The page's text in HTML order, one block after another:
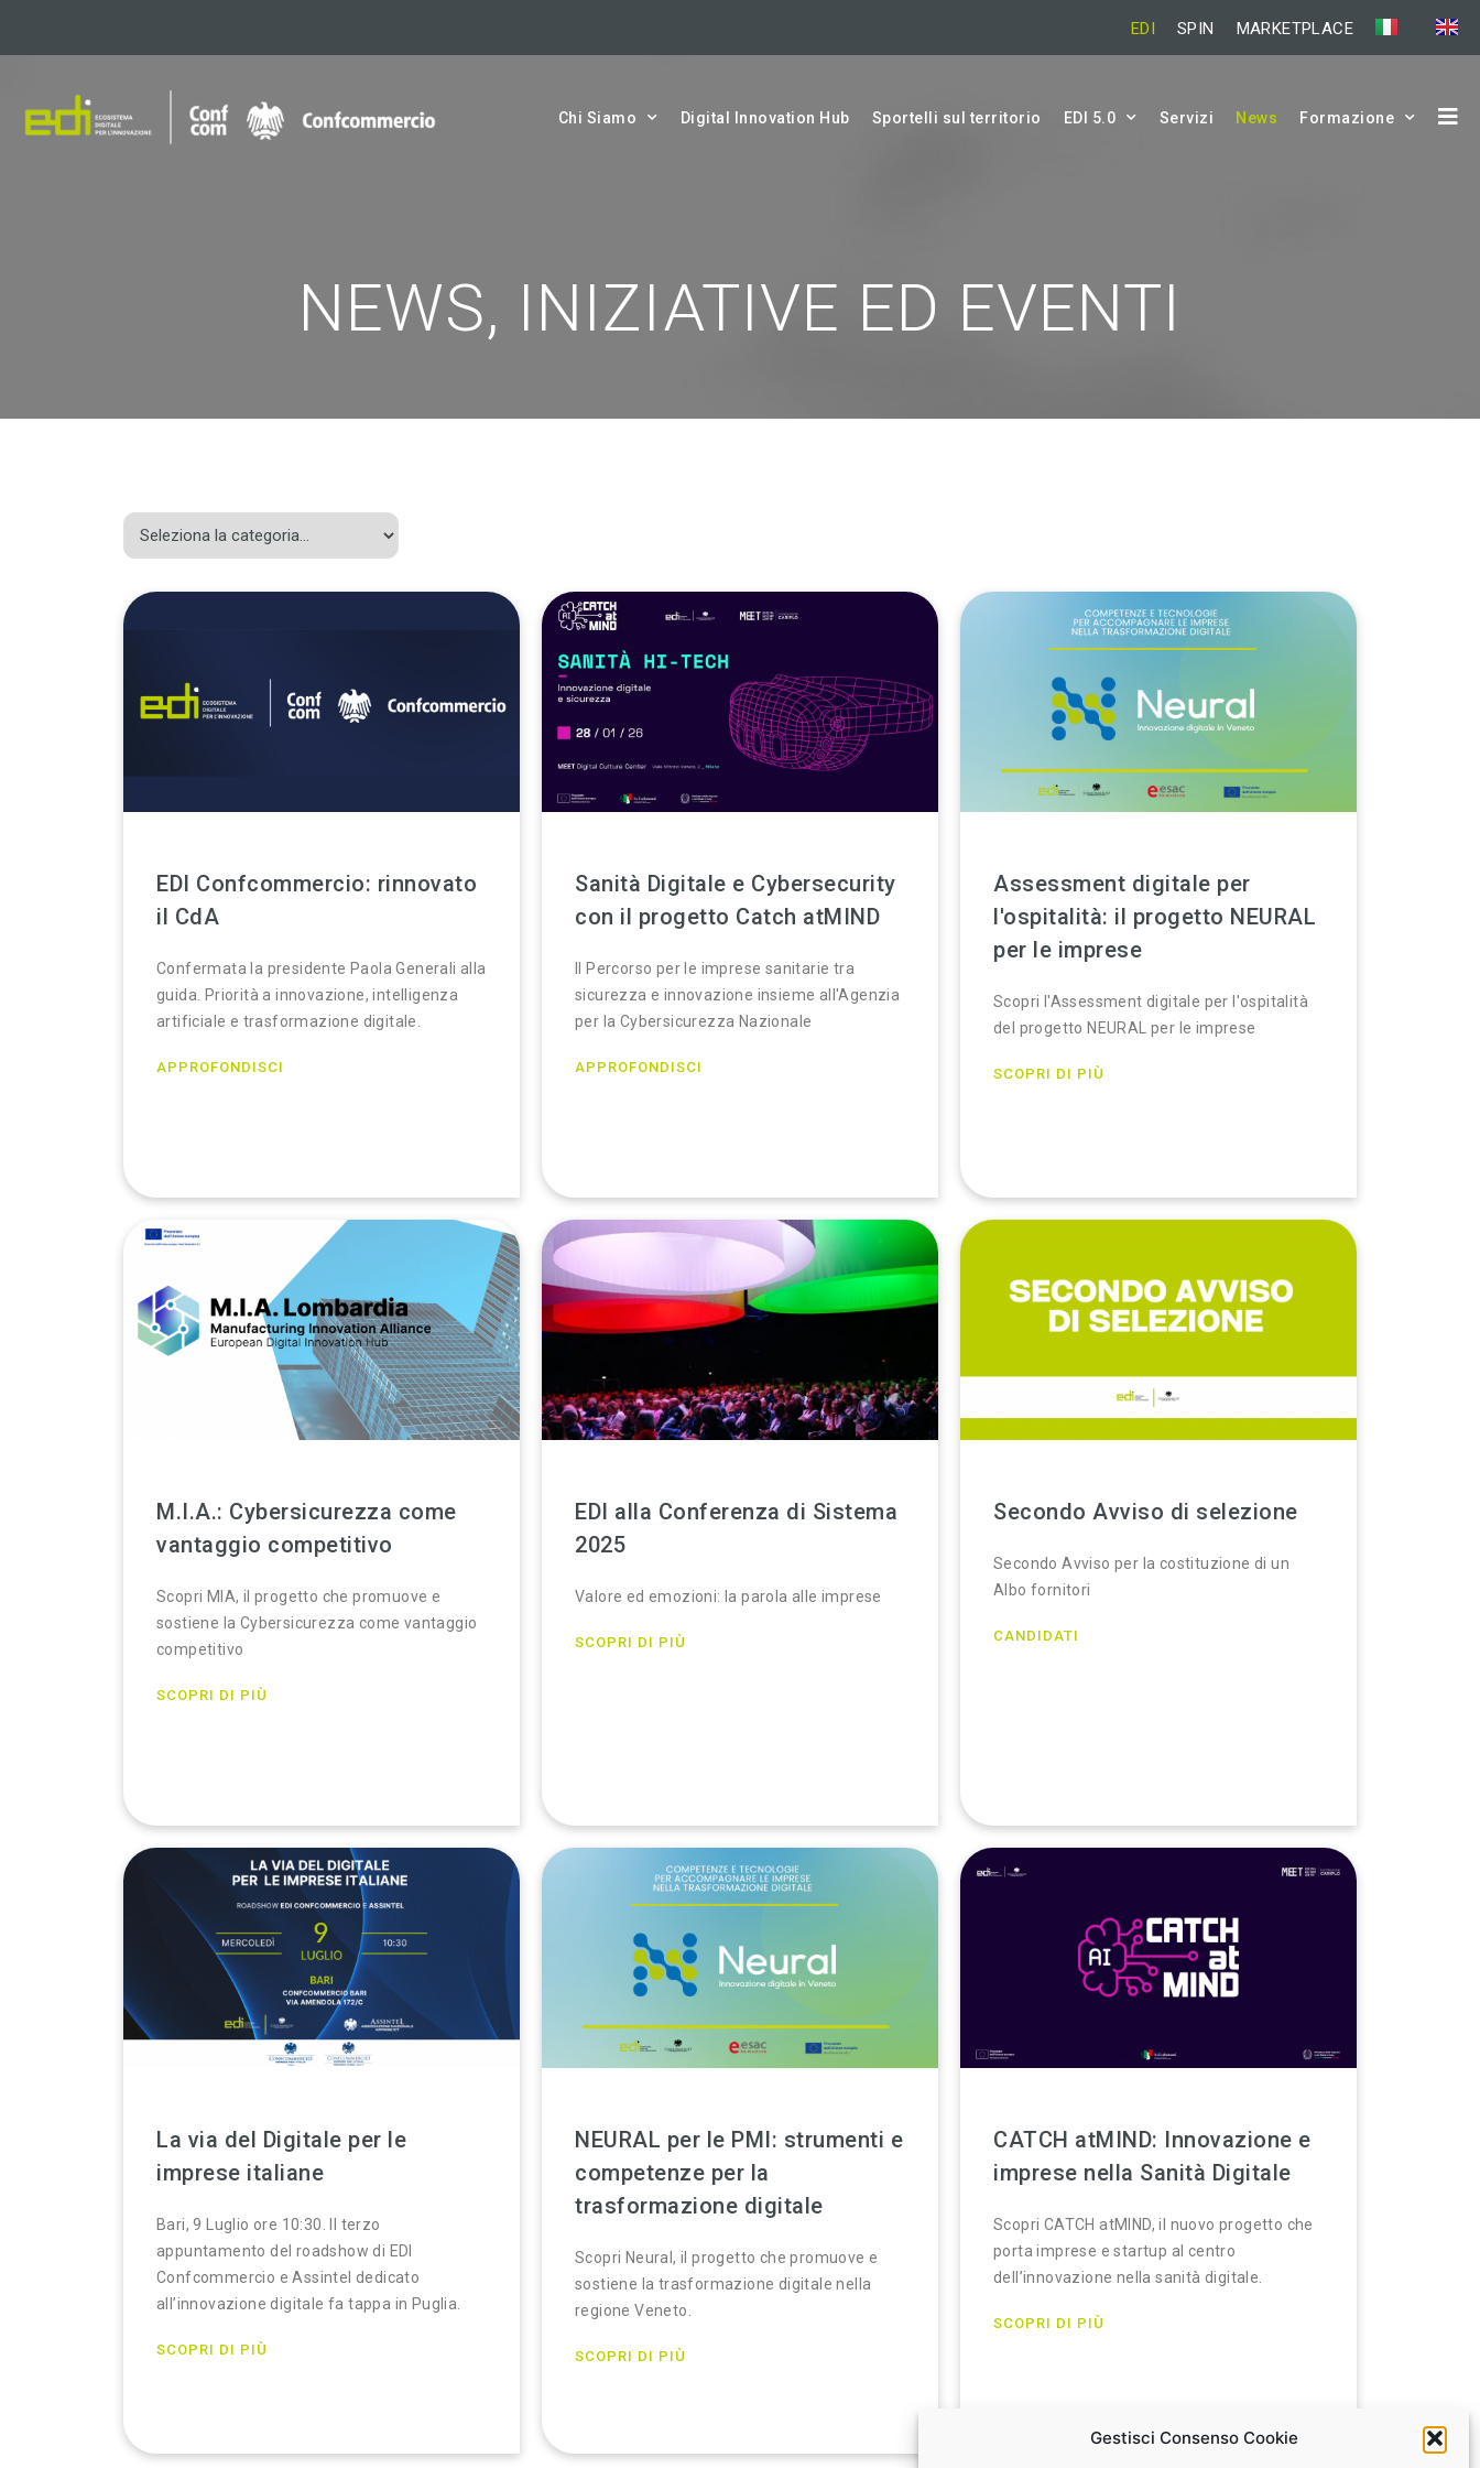
Gestisci Consenso Cookie
EDI SPIN MARKETPLACE
Chi Siamo Digital Innovation Hub Sportelli sul territorio EDI 5.0 Servizi News Formazione
NEWS, INIZIATIVE ED EVENTI
EDI Confcommercio: rinnovato
il CdA
Confermata la presidente Paola Generali alla
guida. Priorità a innovazione, intelligenza
artificiale e trasformazione digitale.
APPROFONDISCI
Sanità Digitale e Cybersecurity
con il progetto Catch atMIND
Il Percorso per le imprese sanitarie tra
sicurezza e innovazione insieme all'Agenzia
per la Cybersicurezza Nazionale
APPROFONDISCI
Assessment digitale per
l'ospitalità: il progetto NEURAL
per le imprese
Scopri l'Assessment digitale per l'ospitalità
del progetto NEURAL per le imprese
SCOPRI DI PIÙ
M.I.A.: Cybersicurezza come
vantaggio competitivo
Scopri MIA, il progetto che promuove e
sostiene la Cybersicurezza come vantaggio
competitivo
SCOPRI DI PIÙ
EDI alla Conferenza di Sistema
2025
Valore ed emozioni: la parola alle imprese
SCOPRI DI PIÙ
Secondo Avviso di selezione
Secondo Avviso per la costituzione di un
Albo fornitori
CANDIDATI
La via del Digitale per le
imprese italiane
Bari, 9 Luglio ore 10:30. Il terzo
appuntamento del roadshow di EDI
Confcommercio e Assintel dedicato
all’innovazione digitale fa tappa in Puglia.
SCOPRI DI PIÙ
NEURAL per le PMI: strumenti e
competenze per la
trasformazione digitale
Scopri Neural, il progetto che promuove e
sostiene la trasformazione digitale nella
regione Veneto.
SCOPRI DI PIÙ
CATCH atMIND: Innovazione e
imprese nella Sanità Digitale
Scopri CATCH atMIND, il nuovo progetto che
porta imprese e startup al centro
dell’innovazione nella sanità digitale.
SCOPRI DI PIÙ